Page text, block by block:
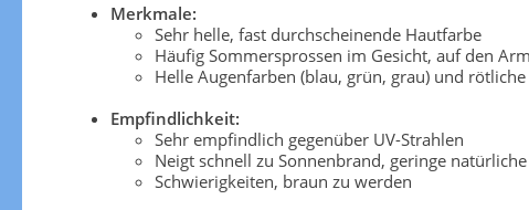
Merkmale:
Sehr helle, fast durchscheinende Hautfarbe
Häufig Sommersprossen im Gesicht, auf den
Helle Augenfarben (blau, grün, grau) und
Empfindlichkeit:
Sehr empfindlich gegenüber UV-Strahlen
Neigt schnell zu Sonnenbrand, geringe
Schwierigkeiten, braun zu werden